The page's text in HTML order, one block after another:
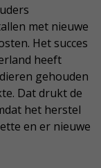
met nieuwe
Het succes
heeft
gehouden
Dat drukt de
het herstel
en er nieuwe